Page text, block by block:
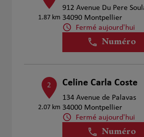
1.87 km
912 Avenue Du Pere
34090 Montpellier
Fermé aujourd'hui
Numéro
2
2.07 km
Celine Carla Coste
134 Avenue de Palavas
34000 Montpellier
Fermé aujourd'hui
Numéro